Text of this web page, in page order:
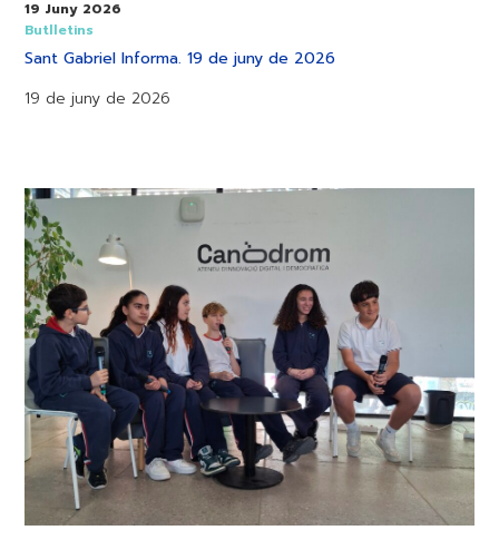
19 Juny 2026
Butlletins
Sant Gabriel Informa. 19 de juny de 2026
19 de juny de 2026
Xarxa
de
ràdios
comunitàries
de
Barcelona